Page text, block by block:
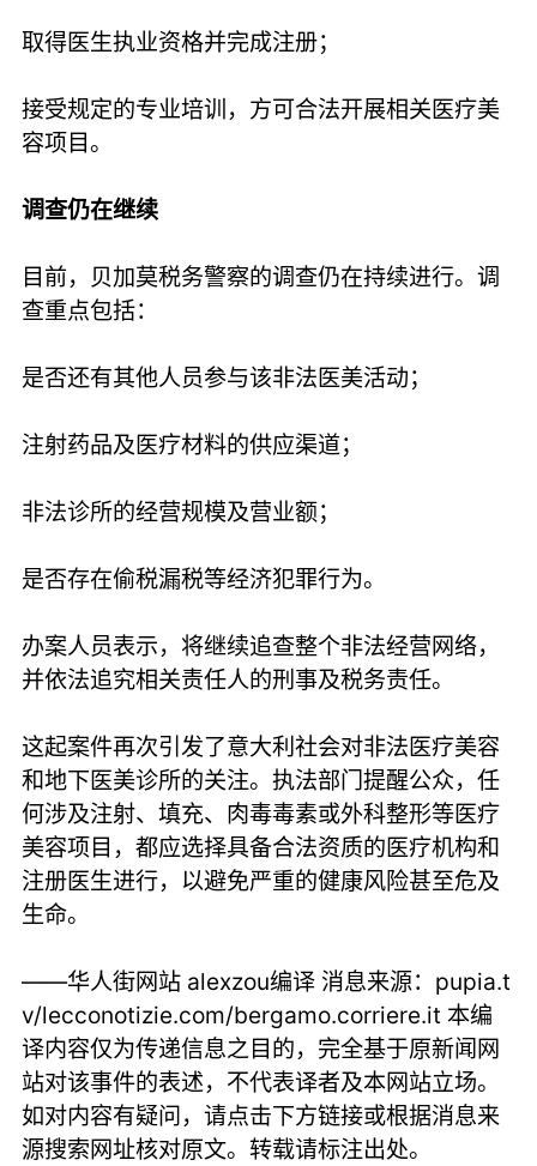
取得医生执业资格并完成注册；
接受规定的专业培训，方可合法开展相关医疗美
容项目。
调查仍在继续
目前，贝加莫税务警察的调查仍在持续进行。调
查重点包括：
是否还有其他人员参与该非法医美活动；
注射药品及医疗材料的供应渠道；
非法诊所的经营规模及营业额；
是否存在偷税漏税等经济犯罪行为。
办案人员表示，将继续追查整个非法经营网络，
并依法追究相关责任人的刑事及税务责任。
这起案件再次引发了意大利社会对非法医疗美容
和地下医美诊所的关注。执法部门提醒公众，任
何涉及注射、填充、肉毒毒素或外科整形等医疗
美容项目，都应选择具备合法资质的医疗机构和
注册医生进行，以避免严重的健康风险甚至危及
生命。
——华人街网站 alexzou编译 消息来源：pupia.t
v/lecconotizie.com/bergamo.corriere.it 本编
译内容仅为传递信息之目的，完全基于原新闻网
站对该事件的表述，不代表译者及本网站立场。
如对内容有疑问，请点击下方链接或根据消息来
源搜索网址核对原文。转载请标注出处。